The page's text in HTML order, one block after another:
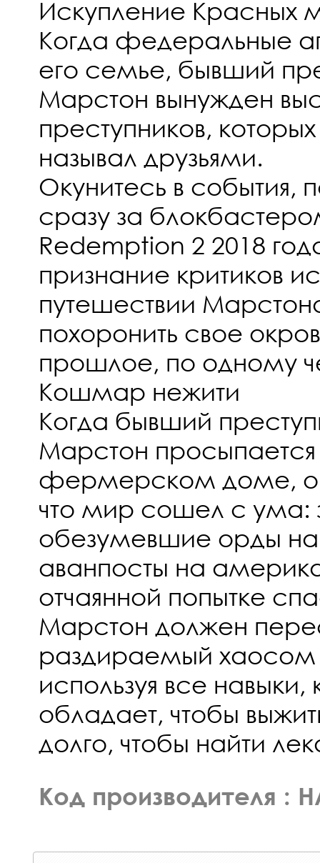
Искупление Красных
Когда федеральные
его семье, бывший
Марстон вынужден
преступников,
называл друзьями.
Окунитесь в события,
сразу за
Redemption 2 2018
признание критиков
путешествии
похоронить свое
прошлое, по одному
Кошмар нежити
Когда бывший
Марстон
фермерском доме,
что мир сошел с ума:
обезумевшие орды
аванпосты на
отчаянной попытке
Марстон должен
раздираемый
используя все
обладает, чтобы
долго, чтобы найти
Код производителя :